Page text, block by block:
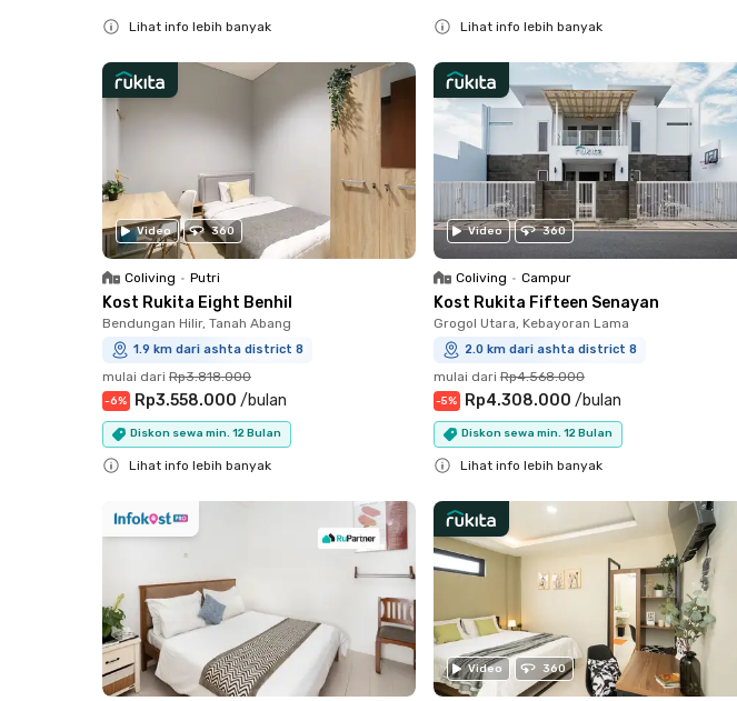
Lihat info lebih banyak Lihat info lebih banyak
Video 360
Coliving • Putri
Kost Rukita Eight Benhil
Bendungan Hilir, Tanah Abang
1.9 km dari ashta district 8
mulai dari Rp3.818.000
-6% Rp3.558.000 /bulan
Diskon sewa min. 12 Bulan
Lihat info lebih banyak
Video 360
Coliving • Campur
Kost Rukita Fifteen Senayan
Grogol Utara, Kebayoran Lama
2.0 km dari ashta district 8
mulai dari Rp4.568.000
-5% Rp4.308.000 /bulan
Diskon sewa min. 12 Bulan
Lihat info lebih banyak
Video 360